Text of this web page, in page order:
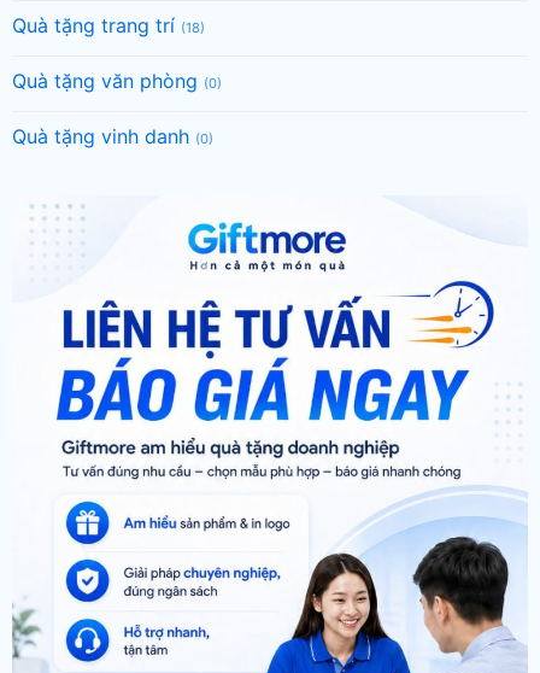
Quà tặng trang trí (18)
Quà tặng văn phòng (0)
Quà tặng vinh danh (0)